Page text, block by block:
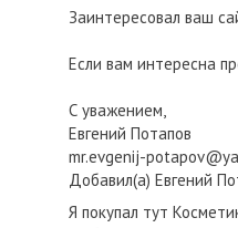
Заинтересовал ваш
Если вам интересна
С уважением,
Евгений Потапов
mr.evgenij-
Добавил(а) Евгений
Я покупал тут